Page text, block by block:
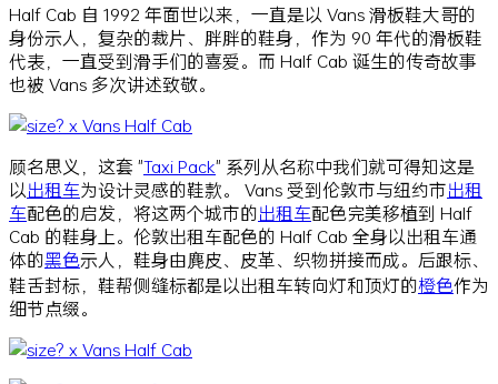
Half Cab 自 1992 年面世以来，一直是以 Vans 滑板鞋大哥的
身份示人，复杂的裁片、胖胖的鞋身，作为 90 年代的滑板鞋
代表，一直受到滑手们的喜爱。而 Half Cab 诞生的传奇故事
也被 Vans 多次讲述致敬。
顾名思义，这套 "Taxi Pack" 系列从名称中我们就可得知这是
以出租车为设计灵感的鞋款。 Vans 受到伦敦市与纽约市出租
车配色的启发，将这两个城市的出租车配色完美移植到 Half
Cab 的鞋身上。伦敦出租车配色的 Half Cab 全身以出租车通
体的黑色示人，鞋身由麂皮、皮革、织物拼接而成。后跟标、
鞋舌封标，鞋帮侧缝标都是以出租车转向灯和顶灯的橙色作为
细节点缀。